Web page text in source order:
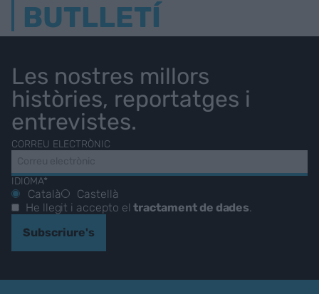
BUTLLETÍ
Les nostres millors
històries, reportatges i
entrevistes.
CORREU ELECTRÒNIC
IDIOMA*
Català
Castellà
He llegit i accepto eltractament de dades.
Subscriure's